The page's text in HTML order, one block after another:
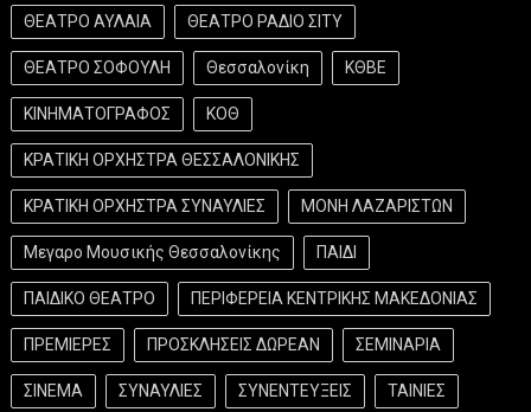
ΘΕΑΤΡΟ ΑΥΛΑΙΑ ΘΕΑΤΡΟ ΡΑΔΙΟ ΣΙΤΥ
ΘΕΑΤΡΟ ΣΟΦΟΥΛΗ Θεσσαλονίκη ΚΘΒΕ
ΚΙΝΗΜΑΤΟΓΡΑΦΟΣ ΚΟΘ
ΚΡΑΤΙΚΗ ΟΡΧΗΣΤΡΑ ΘΕΣΣΑΛΟΝΙΚΗΣ
ΚΡΑΤΙΚΗ ΟΡΧΗΣΤΡΑ ΣΥΝΑΥΛΙΕΣ ΜΟΝΗ ΛΑΖΑΡΙΣΤΩΝ
Μεγαρο Μουσικής Θεσσαλονίκης ΠΑΙΔΙ
ΠΑΙΔΙΚΟ ΘΕΑΤΡΟ ΠΕΡΙΦΕΡΕΙΑ ΚΕΝΤΡΙΚΗΣ ΜΑΚΕΔΟΝΙΑΣ
ΠΡΕΜΙΕΡΕΣ ΠΡΟΣΚΛΗΣΕΙΣ ΔΩΡΕΑΝ ΣΕΜΙΝΑΡΙΑ
ΣΙΝΕΜΑ ΣΥΝΑΥΛΙΕΣ ΣΥΝΕΝΤΕΥΞΕΙΣ ΤΑΙΝΙΕΣ